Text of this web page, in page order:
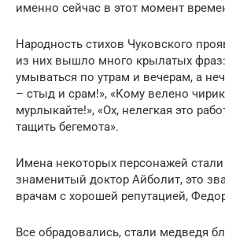
именно сейчас в этот момент
Народность стихов Чуковского
из них вышло много крылатых
умываться по утрам и вечерам, а
– стыд и срам!», «Кому велено
мурлыкайте!», «Ох, нелегкая это
тащить бегемота».
Имена некоторых персонажей
знаменитый доктор Айболит, это
врачам с хорошей репутацией,
Все обрадовались, стали медведя